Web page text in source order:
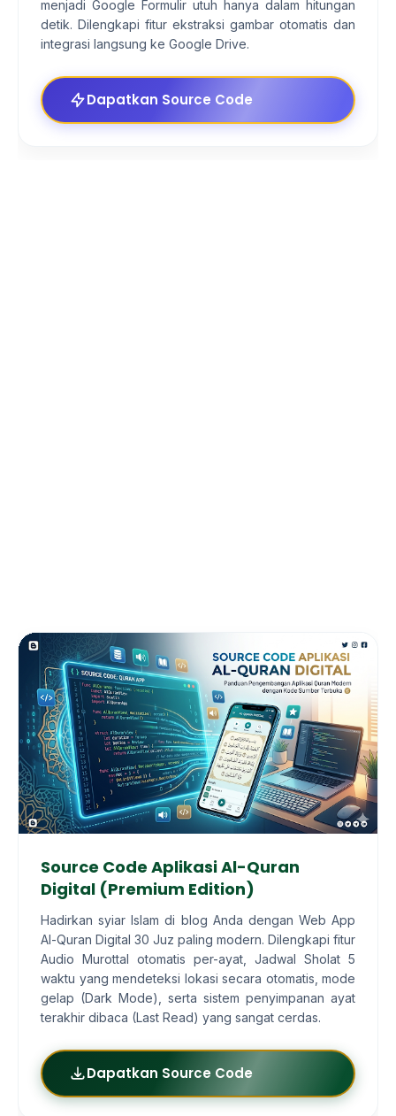
menjadi Google Formulir utuh hanya dalam hitungan
detik. Dilengkapi fitur ekstraksi gambar otomatis dan
integrasi langsung ke Google Drive.
Dapatkan Source Code
Source Code Aplikasi Al-Quran
Digital (Premium Edition)
Hadirkan syiar Islam di blog Anda dengan Web App
Al-Quran Digital 30 Juz paling modern. Dilengkapi fitur
Audio Murottal otomatis per-ayat, Jadwal Sholat 5
waktu yang mendeteksi lokasi secara otomatis, mode
gelap (Dark Mode), serta sistem penyimpanan ayat
terakhir dibaca (Last Read) yang sangat cerdas.
Dapatkan Source Code